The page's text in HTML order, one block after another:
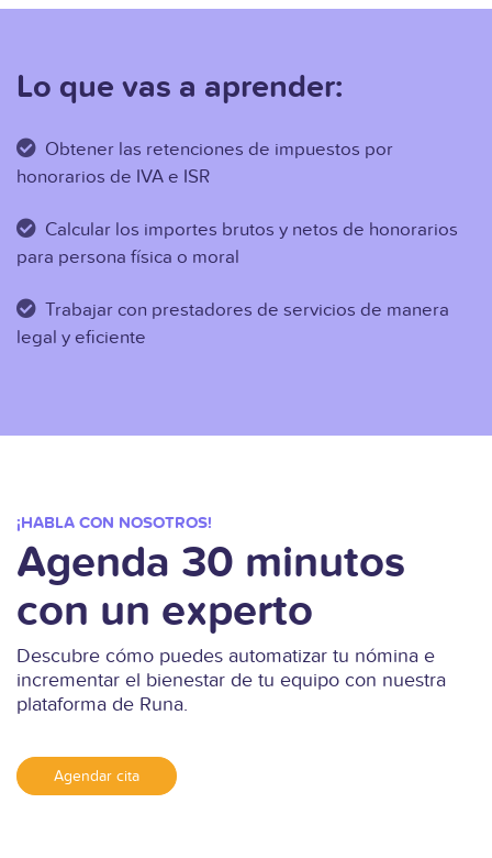
Lo que vas a aprender:
Obtener las retenciones de impuestos por
honorarios de IVA e ISR
Calcular los importes brutos y netos de honorarios
para persona física o moral
Trabajar con prestadores de servicios de manera
legal y eficiente
¡HABLA CON NOSOTROS!
Agenda 30 minutos
con un experto
Descubre cómo puedes automatizar tu nómina e
incrementar el bienestar de tu equipo con nuestra
plataforma de Runa.
Agendar cita